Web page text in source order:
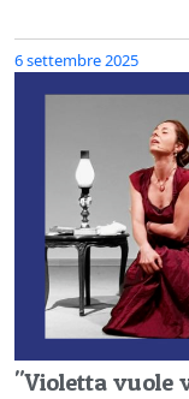
6 settembre 2025
"Violetta vuole